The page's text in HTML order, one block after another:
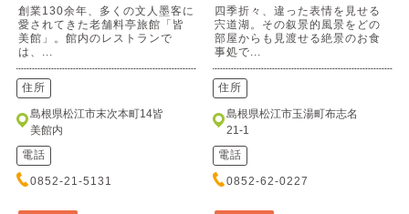
創業130余年、多くの文人墨客に
愛されてきた老舗料亭旅館「皆
美館」。館内のレストランで
は、...
住所
島根県松江市末次本町14皆
美館内
電話
0852-21-5131
四季折々、違った表情を見せる
宍道湖。その叙景的風景をどの
部屋からも見渡せる絶景のお食
事処で...
住所
島根県松江市玉湯町布志名
21-1
電話
0852-62-0227